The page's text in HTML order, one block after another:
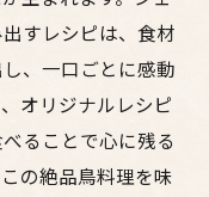
すレシピは、食材
、一口ごとに感動
オリジナルレシピ
ることで心に残る
の絶品鳥料理を味